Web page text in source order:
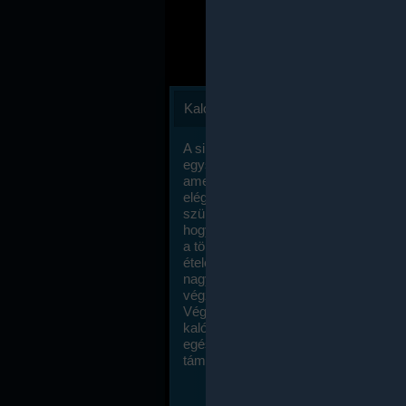
Kalóriaszámlálás
A sikeres fogyás titka valójában igen
egyszerű: égess több energiát, mint
amennyit beviszel. Természetesen
elég nagy fegyelemre és akaraterőre
szükség, de meglepődve fogod
hogy a kalóriaszámolás mennyire
a többi diétához képest. Itt nincsenek
ételek és a megengedett kalóriabevitelt
nagymértékben növelheted ha
végzel.
Végül, de nem utolsó sorban, a
kalóriaszámolás módszerét a legtöbb
egészségügyi szakorvos ajánlja és
támogatja.